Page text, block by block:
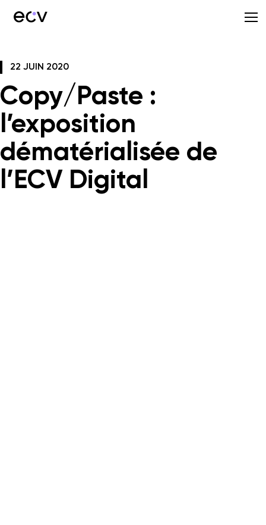
22 JUIN 2020
Copy/Paste :
l’exposition
dématérialisée de
l’ECV Digital